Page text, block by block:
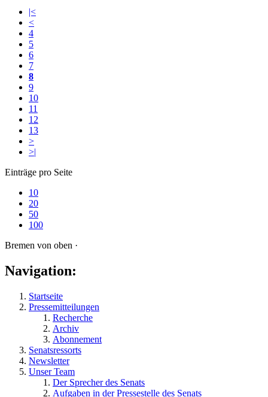
|<
<
4
5
6
7
8
9
10
11
12
13
>
>|
Einträge pro Seite
10
20
50
100
Bremen von oben ·
Navigation:
Startseite
Pressemitteilungen
Recherche
Archiv
Abonnement
Senatsressorts
Newsletter
Unser Team
Der Sprecher des Senats
Aufgaben in der Pressestelle des Senats